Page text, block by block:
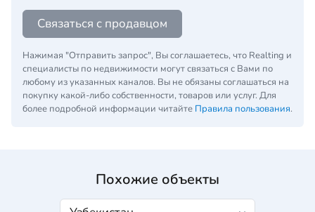
Связаться с продавцом
Нажимая "Отправить запрос", Вы соглашаетесь, что Realting и
специалисты по недвижимости могут связаться с Вами по
любому из указанных каналов. Вы не обязаны соглашаться на
покупку какой-либо собственности, товаров или услуг. Для
более подробной информации читайте Правила пользования.
Похожие объекты